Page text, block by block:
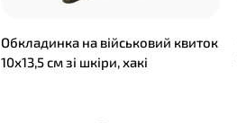
Обкладинка на військовий квиток
10х13,5 см зі шкіри, хакі